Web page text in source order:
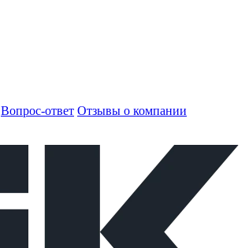
Вопрос-ответ Отзывы о компании